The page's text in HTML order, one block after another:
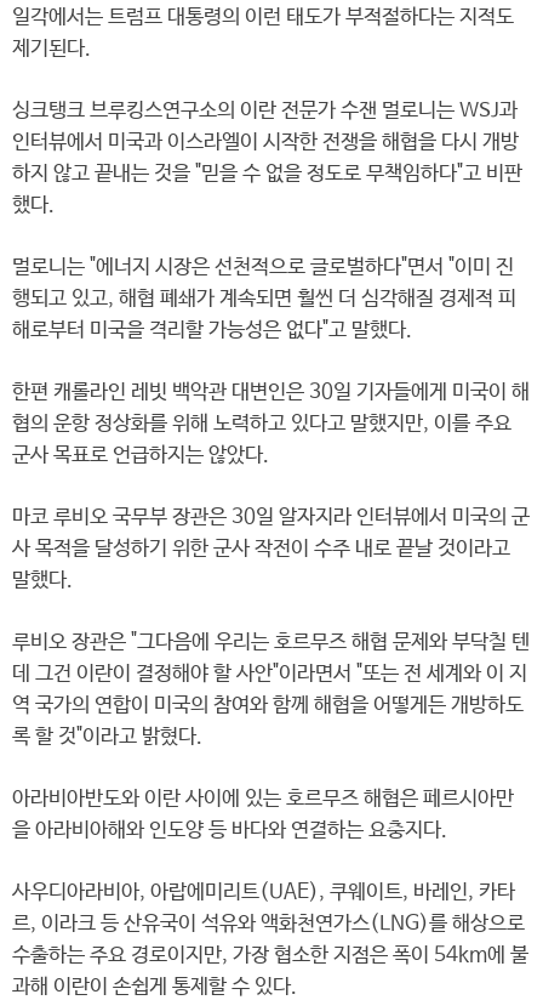
일각에서는 트럼프 대통령의 이런 태도가 부적절하다는 지적도
제기된다.
싱크탱크 브루킹스연구소의 이란 전문가 수잰 멀로니는 WSJ과
인터뷰에서 미국과 이스라엘이 시작한 전쟁을 해협을 다시 개방
하지 않고 끝내는 것을 "믿을 수 없을 정도로 무책임하다"고 비판
했다.
멀로니는 "에너지 시장은 선천적으로 글로벌하다"면서 "이미 진
행되고 있고, 해협 폐쇄가 계속되면 훨씬 더 심각해질 경제적 피
해로부터 미국을 격리할 가능성은 없다"고 말했다.
한편 캐롤라인 레빗 백악관 대변인은 30일 기자들에게 미국이 해
협의 운항 정상화를 위해 노력하고 있다고 말했지만, 이를 주요
군사 목표로 언급하지는 않았다.
마코 루비오 국무부 장관은 30일 알자지라 인터뷰에서 미국의 군
사 목적을 달성하기 위한 군사 작전이 수주 내로 끝날 것이라고
말했다.
루비오 장관은 "그다음에 우리는 호르무즈 해협 문제와 부닥칠 텐
데 그건 이란이 결정해야 할 사안"이라면서 "또는 전 세계와 이 지
역 국가의 연합이 미국의 참여와 함께 해협을 어떻게든 개방하도
록 할 것"이라고 밝혔다.
아라비아반도와 이란 사이에 있는 호르무즈 해협은 페르시아만
을 아라비아해와 인도양 등 바다와 연결하는 요충지다.
사우디아라비아, 아랍에미리트(UAE), 쿠웨이트, 바레인, 카타
르, 이라크 등 산유국이 석유와 액화천연가스(LNG)를 해상으로
수출하는 주요 경로이지만, 가장 협소한 지점은 폭이 54km에 불
과해 이란이 손쉽게 통제할 수 있다.